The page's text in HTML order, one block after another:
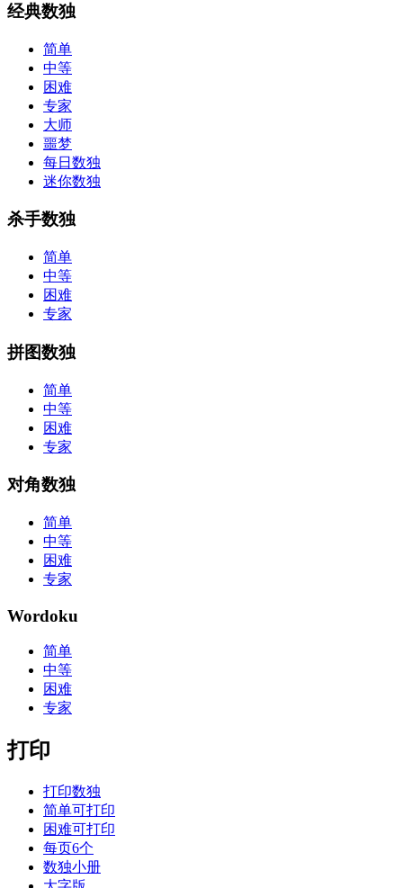
经典数独
简单
中等
困难
专家
大师
噩梦
每日数独
迷你数独
杀手数独
简单
中等
困难
专家
拼图数独
简单
中等
困难
专家
对角数独
简单
中等
困难
专家
Wordoku
简单
中等
困难
专家
打印
打印数独
简单可打印
困难可打印
每页6个
数独小册